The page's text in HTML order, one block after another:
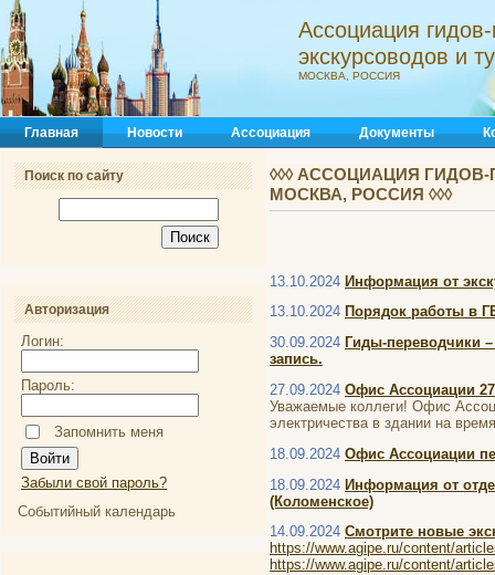
Ассоциация
экскурсоводов и
МОСКВА, РОССИЯ
Главная Новости Ассоциация Документы
Поиск по сайту
Авторизация
Логин:
Пароль:
Запомнить меня
Забыли свой пароль?
Событийный календарь
◊◊◊ АССОЦИАЦИЯ
МОСКВА, РОССИЯ ◊◊◊
13.10.2024 Информация от
13.10.2024 Порядок работы в
30.09.2024 Гиды-переводчики
запись.
27.09.2024 Офис Ассоциации
Уважаемые коллеги! Офис
электричества в здании на
18.09.2024 Офис Ассоциации
18.09.2024 Информация от
(Коломенское)
14.09.2024 Смотрите новые
https://www.agipe.ru/content/
https://www.agipe.ru/content/